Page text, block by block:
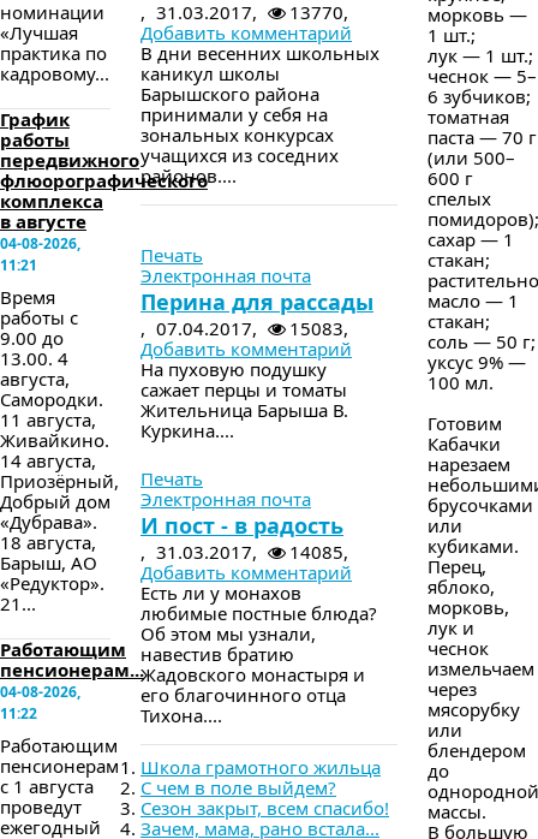
номинации
«Лучшая
практика по
кадровому...
График
работы
передвижного
флюорографического
комплекса
в августе
04-08-2026,
11:21
Время
работы с
9.00 до
13.00. 4
августа,
Самородки.
11 августа,
Живайкино.
14 августа,
Приозёрный,
Добрый дом
«Дубрава».
18 августа,
Барыш, АО
«Редуктор».
21...
Работающим
пенсионерам...
04-08-2026,
11:22
Работающим
пенсионерам
с 1 августа
проведут
ежегодный
, 31.03.2017,
13770,
Добавить комментарий
В дни весенних школьных
каникул школы
Барышского района
принимали у себя на
зональных конкурсах
учащихся из соседних
районов....
Печать
Электронная почта
Перина для рассады
, 07.04.2017,
15083,
Добавить комментарий
На пуховую подушку
сажает перцы и томаты
Жительница Барыша В.
Куркина....
Печать
Электронная почта
И пост - в радость
, 31.03.2017,
14085,
Добавить комментарий
Есть ли у монахов
любимые постные блюда?
Об этом мы узнали,
навестив братию
Жадовского монастыря и
его благочинного отца
Тихона....
Школа грамотного жильца
С чем в поле выйдем?
Сезон закрыт, всем спасибо!
Зачем, мама, рано встала...
морковь —
1 шт.;
лук — 1 шт.;
чеснок — 5–
6 зубчиков;
томатная
паста — 70 г
(или 500–
600 г
спелых
помидоров);
сахар — 1
стакан;
масло — 1
стакан;
соль — 50 г;
уксус 9% —
100 мл.
Готовим
Кабачки
нарезаем
брусочками
или
кубиками.
Перец,
яблоко,
морковь,
лук и
чеснок
измельчаем
через
мясорубку
или
блендером
до
однородной
массы.
В большую